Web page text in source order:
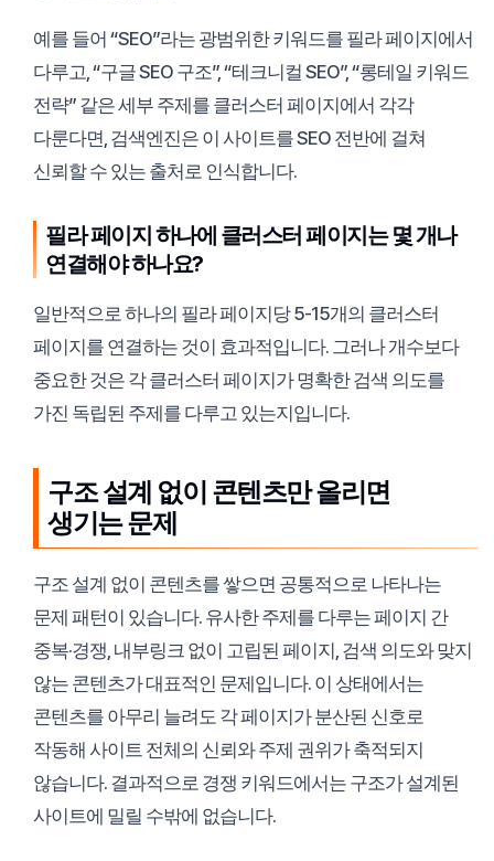
예를 들어 “SEO”라는 광범위한 키워드를 필라 페이지에서
다루고, “구글 SEO 구조”, “테크니컬 SEO”, “롱테일 키워드
전략” 같은 세부 주제를 클러스터 페이지에서 각각
다룬다면, 검색엔진은 이 사이트를 SEO 전반에 걸쳐
신뢰할 수 있는 출처로 인식합니다.
필라 페이지 하나에 클러스터 페이지는 몇 개나
연결해야 하나요?
일반적으로 하나의 필라 페이지당 5-15개의 클러스터
페이지를 연결하는 것이 효과적입니다. 그러나 개수보다
중요한 것은 각 클러스터 페이지가 명확한 검색 의도를
가진 독립된 주제를 다루고 있는지입니다.
구조 설계 없이 콘텐츠만 올리면
생기는 문제
구조 설계 없이 콘텐츠를 쌓으면 공통적으로 나타나는
문제 패턴이 있습니다. 유사한 주제를 다루는 페이지 간
중복·경쟁, 내부링크 없이 고립된 페이지, 검색 의도와 맞지
않는 콘텐츠가 대표적인 문제입니다. 이 상태에서는
콘텐츠를 아무리 늘려도 각 페이지가 분산된 신호로
작동해 사이트 전체의 신뢰와 주제 권위가 축적되지
않습니다. 결과적으로 경쟁 키워드에서는 구조가 설계된
사이트에 밀릴 수밖에 없습니다.